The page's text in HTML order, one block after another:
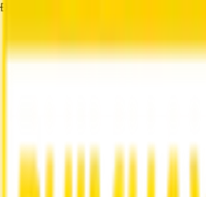
Đang tải...